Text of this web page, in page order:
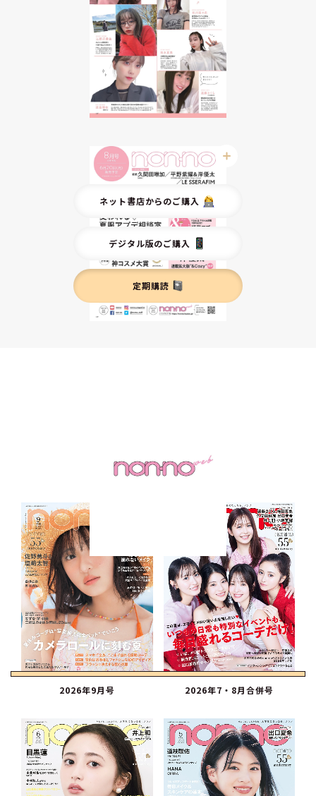
ネット書店からのご購入
デジタル版のご購入
定期購読
Back Number
2026年9月号 2026年7・8月合併号